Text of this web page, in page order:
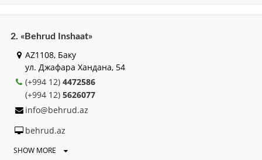
2. «Behrud Inshaat»
AZ1108, Баку
ул. Джафара Хандана, 54
(+994 12) 4472586
(+994 12) 5626077
info@behrud.az
behrud.az
SHOW MORE